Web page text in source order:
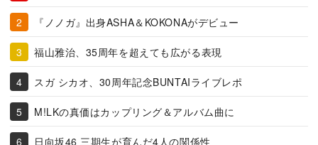
『ノノガ』出身ASHA＆KOKONAがデビュー
福山雅治、35周年を超えても広がる表現
スガ シカオ、30周年記念BUNTAIライブレポ
M!LKの真価はカップリング＆アルバム曲に
日向坂46 三期生が育んだ4人の関係性